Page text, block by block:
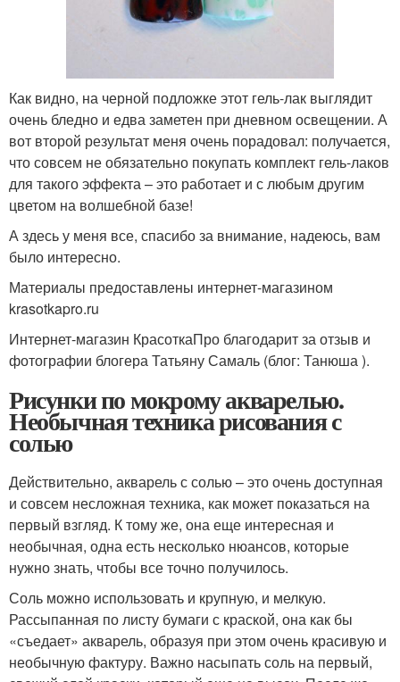
Как видно, на черной подложке этот гель-лак выглядит
очень бледно и едва заметен при дневном освещении. А
вот второй результат меня очень порадовал: получается,
что совсем не обязательно покупать комплект гель-лаков
для такого эффекта – это работает и с любым другим
цветом на волшебной базе!
А здесь у меня все, спасибо за внимание, надеюсь, вам
было интересно.
Материалы предоставлены интернет-магазином
krasotkapro.ru
Интернет-магазин КрасоткаПро благодарит за отзыв и
фотографии блогера Татьяну Самаль (блог: Танюша ).
Рисунки по мокрому акварелью.
Необычная техника рисования с
солью
Действительно, акварель с солью – это очень доступная
и совсем несложная техника, как может показаться на
первый взгляд. К тому же, она еще интересная и
необычная, одна есть несколько нюансов, которые
нужно знать, чтобы все точно получилось.
Соль можно использовать и крупную, и мелкую.
Рассыпанная по листу бумаги с краской, она как бы
«съедает» акварель, образуя при этом очень красивую и
необычную фактуру. Важно насыпать соль на первый,